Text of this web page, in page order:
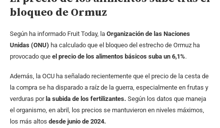
bloqueo de Ormuz
Según ha informado Fruit Today, la Organización de las Naciones
Unidas (ONU) ha calculado que el bloqueo del estrecho de Ormuz ha
provocado que el precio de los alimentos básicos suba un 6,1%.
Además, la OCU ha señalado recientemente que el precio de la cesta de
la compra se ha disparado a raíz de la guerra, especialmente en frutas y
verduras porla subida de los fertilizantes. Según los datos que maneja
el organismo, en abril, los precios se mantuvieron en niveles máximos,
los más altos desde junio de 2024.